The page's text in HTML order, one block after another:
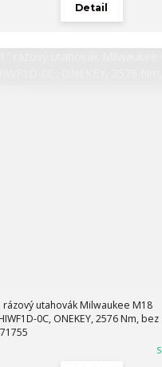
Detail
rázový utahovák Milwaukee M18
0C, ONEKEY, 2576 Nm, bez